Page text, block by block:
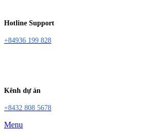
Hotline Support
+84936 199 828
Kênh dự án
+8432 808 5678
Menu